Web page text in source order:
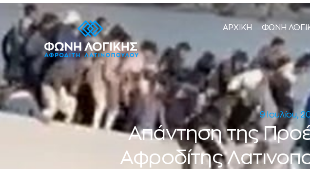
ΑΡΧΙΚΗ ΦΩΝΗ
9 Ιουλίου,
Απάντηση της
Αφροδίτης